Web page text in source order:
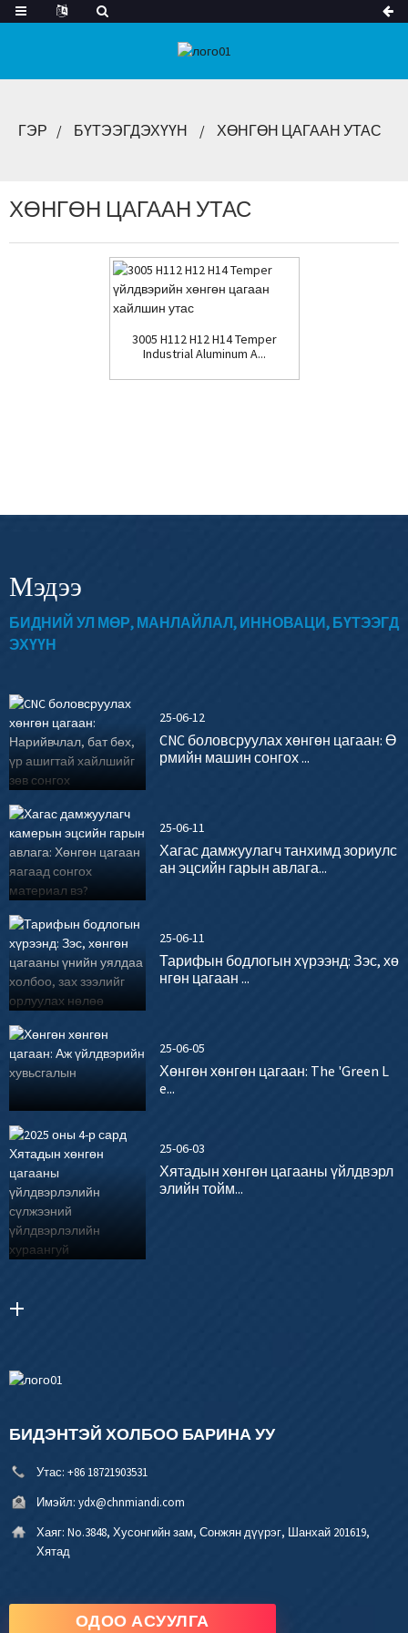
ГЭР БҮТЭЭГДЭХҮҮН ХӨНГӨН ЦАГААН УТАС
ХӨНГӨН ЦАГААН УТАС
3005 H112 H12 H14 Temper
Industrial Aluminum A...
Мэдээ
БИДНИЙ УЛ МӨР, МАНЛАЙЛАЛ, ИННОВАЦИ, БҮТЭЭГД
ЭХҮҮН
25-06-12
CNC боловсруулах хөнгөн цагаан: Ө
рмийн машин сонгох ...
25-06-11
Хагас дамжуулагч танхимд зориулс
ан эцсийн гарын авлага...
25-06-11
Тарифын бодлогын хүрээнд: Зэс, хө
нгөн цагаан ...
25-06-05
Хөнгөн хөнгөн цагаан: The 'Green L
e...
25-06-03
Хятадын хөнгөн цагааны үйлдвэрл
элийн тойм...
БИДЭНТЭЙ ХОЛБОО БАРИНА УУ
Утас: +86 18721903531
Имэйл: ydx@chnmiandi.com
Хаяг: No.3848, Хусонгийн зам, Сонжян дүүрэг, Шанхай 201619,
Хятад
ОДОО АСУУЛГА